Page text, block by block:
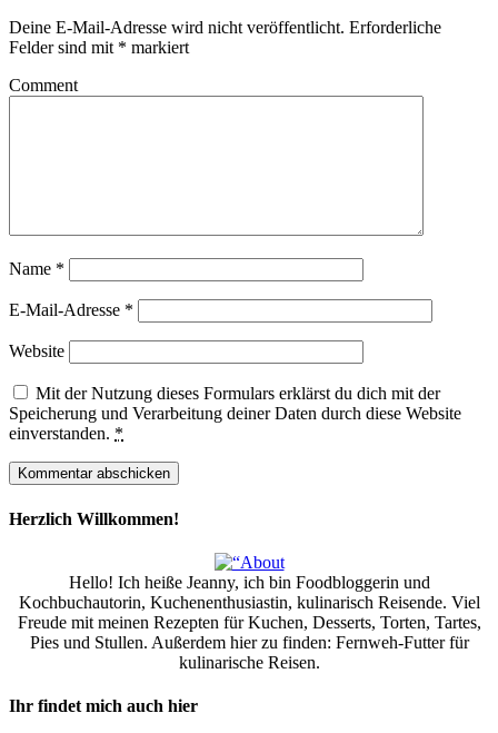
Deine E-Mail-Adresse wird nicht veröffentlicht. Erforderliche
Felder sind mit * markiert
Comment
Name *
E-Mail-Adresse *
Website
Mit der Nutzung dieses Formulars erklärst du dich mit der
Speicherung und Verarbeitung deiner Daten durch diese Website
einverstanden. *
Herzlich Willkommen!
Hello! Ich heiße Jeanny, ich bin Foodbloggerin und
Kochbuchautorin, Kuchenenthusiastin, kulinarisch Reisende. Viel
Freude mit meinen Rezepten für Kuchen, Desserts, Torten, Tartes,
Pies und Stullen. Außerdem hier zu finden: Fernweh-Futter für
kulinarische Reisen.
Ihr findet mich auch hier